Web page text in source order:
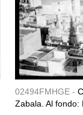
02494FMHGE -
Zabala. Al fondo: